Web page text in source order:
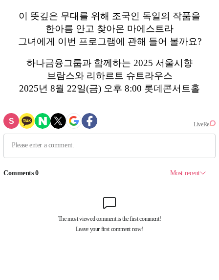
이 뜻깊은 무대를 위해 조국인 독일의 작품을
한아름 안고 찾아온 마에스트라
그녀에게 이번 프로그램에 관해 들어 볼까요?
하나금융그룹과 함께하는 2025 서울시향
브람스와 리하르트 슈트라우스
2025년 8월 22일(금) 오후 8:00 롯데콘서트홀